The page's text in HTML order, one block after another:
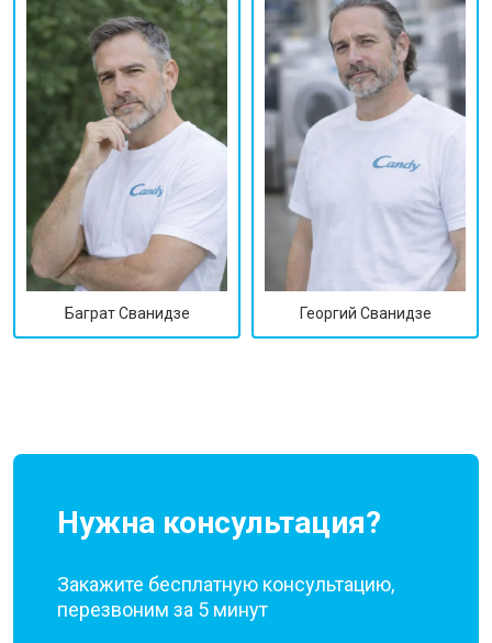
Баграт Сванидзе Георгий Сванидзе
Нужна консультация?
Закажите бесплатную консультацию,
перезвоним за 5 минут